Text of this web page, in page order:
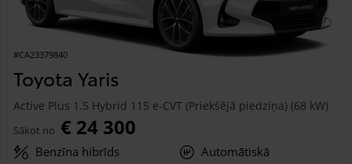
#CA23379840
Toyota Yaris
Active Plus 1.5 Hybrid 115 e-CVT (Priekšējā piedziņa) (68 kW)
Sākot no € 24 300
Benzīna hibrīds
Automātiskā